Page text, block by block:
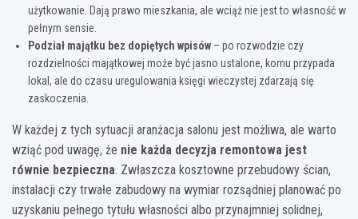
użytkowanie. Dają prawo mieszkania, ale wciąż nie jest to własność w
pełnym sensie.
Podział majątku bez dopiętych wpisów – po rozwodzie czy
rozdzielności majątkowej może być jasno ustalone, komu przypada
lokal, ale do czasu uregulowania księgi wieczystej zdarzają się
zaskoczenia.
W każdej z tych sytuacji aranżacja salonu jest możliwa, ale warto
wziąć pod uwagę, że nie każda decyzja remontowa jest
równie bezpieczna. Zwłaszcza kosztowne przebudowy ścian,
instalacji czy trwałe zabudowy na wymiar rozsądniej planować po
uzyskaniu pełnego tytułu własności albo przynajmniej solidnej,